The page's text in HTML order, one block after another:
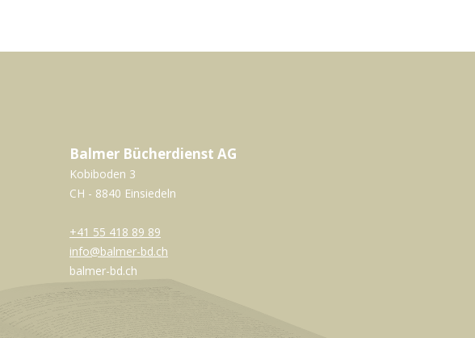
Balmer Bücherdienst AG
Kobiboden 3
CH - 8840 Einsiedeln
+41 55 418 89 89
info@balmer-bd.ch
balmer-bd.ch